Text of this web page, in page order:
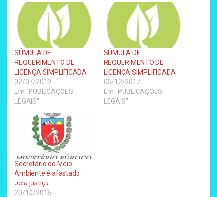
SÚMULA DE
REQUERIMENTO DE
LICENÇA SIMPLIFICADA
02/07/2019
Em "PUBLICAÇÕES
LEGAIS"
SÚMULA DE
REQUERIMENTO DE
LICENÇA SIMPLIFICADA
06/12/2017
Em "PUBLICAÇÕES
LEGAIS"
Secretário do Meio
Ambiente é afastado
pela justiça
20/10/2016